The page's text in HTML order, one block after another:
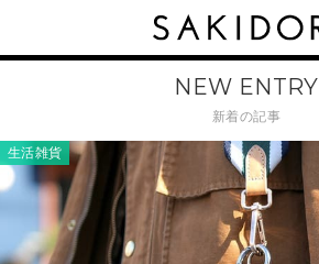
NEW ENTRY
新着の記事
生活雑貨